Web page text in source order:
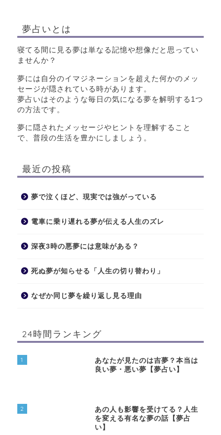
夢占いとは
寝てる間に見る夢は単なる記憶や想像だと思ってい
ませんか？
夢には自分のイマジネーションを超えた何かのメッ
セージが隠されている時があります。
夢占いはそのような毎日の気になる夢を解明する1つ
の方法です。
夢に隠されたメッセージやヒントを理解すること
で、普段の生活を豊かにしましょう。
最近の投稿
夢で泣くほど、現実では強がっている
電車に乗り遅れる夢が伝える人生のズレ
深夜3時の悪夢には意味がある？
死ぬ夢が知らせる「人生の切り替わり」
なぜか同じ夢を繰り返し見る理由
24時間ランキング
1
あなたが見たのは吉夢？本当は
良い夢・悪い夢【夢占い】
2
あの人も影響を受けてる？人生
を変える有名な夢の話【夢占
い】